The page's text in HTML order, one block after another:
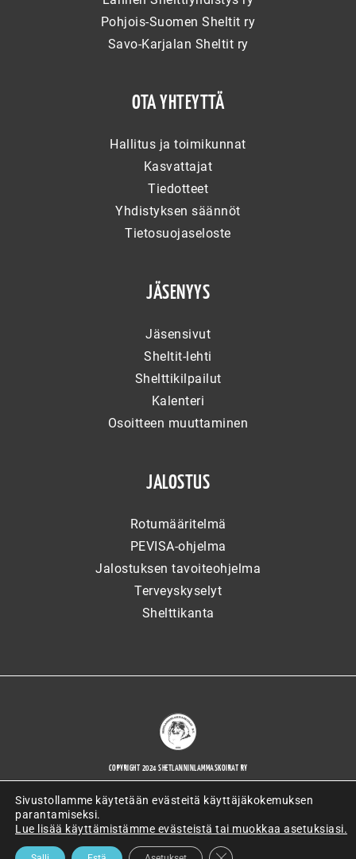
Pohjois-Suomen Sheltit ry
Savo-Karjalan Sheltit ry
OTA YHTEYTTÄ
Hallitus ja toimikunnat
Kasvattajat
Tiedotteet
Yhdistyksen säännöt
Tietosuojaseloste
JÄSENYYS
Jäsensivut
Sheltit-lehti
Shelttikilpailut
Kalenteri
Osoitteen muuttaminen
JALOSTUS
Rotumääritelmä
PEVISA-ohjelma
Jalostuksen tavoiteohjelma
Terveyskyselyt
Shelttikanta
COPYRIGHT 2024 SHETLANNINLAMMASKOIRAT RY
Sivustollamme käytetään evästeitä käyttäjäkokemuksen
parantamiseksi.
Lue lisää käyttämistämme evästeistä tai muokkaa asetuksiasi.
SULJE EVÄSTEBANNERI